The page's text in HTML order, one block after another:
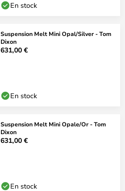
En stock
Suspension Melt Mini Opal/Silver - Tom
Dixon
631,00 €
En stock
Suspension Melt Mini Opale/Or - Tom
Dixon
631,00 €
En stock